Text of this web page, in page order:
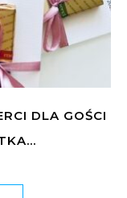
DLA GOŚCI